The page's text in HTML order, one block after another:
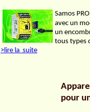
Samos
avec un
un
tous types
>lire la suite
pour